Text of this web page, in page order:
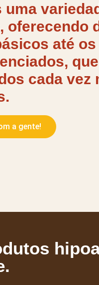
uma
oferecendo
até
cada vez
a gente!